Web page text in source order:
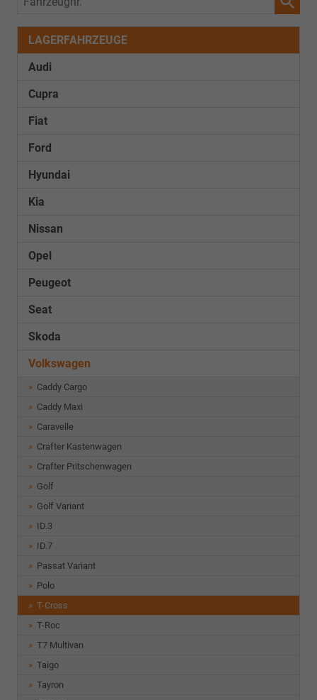
LAGERFAHRZEUGE
Audi
Cupra
Fiat
Ford
Hyundai
Kia
Nissan
Opel
Peugeot
Seat
Skoda
Volkswagen
Caddy Cargo
Caddy Maxi
Caravelle
Crafter Kastenwagen
Crafter Pritschenwagen
Golf
Golf Variant
ID.3
ID.7
Passat Variant
Polo
T-Cross
T-Roc
T7 Multivan
Taigo
Tayron